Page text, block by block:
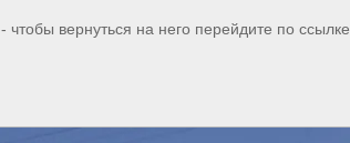
- чтобы вернуться на него перейдите по ссылке